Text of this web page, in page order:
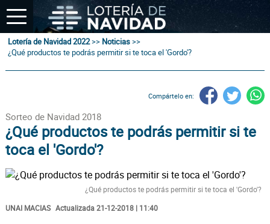
Lotería de Navidad 2022>> Noticias>>
¿Qué productos te podrás permitir si te toca el 'Gordo'?
Compártelo en:
Sorteo de Navidad 2018
¿Qué productos te podrás permitir si te
toca el 'Gordo'?
¿Qué productos te podrás permitir si te toca el 'Gordo'?
UNAI MACIAS Actualizada 21-12-2018 | 11:40